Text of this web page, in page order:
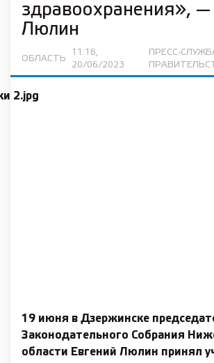
здравоохранения», —
Люлин
ОБЛАСТЬ
11:16,
20/06/2023
ПРЕСС-
19 июня в Дзержинске
Законодательного Собрания
области Евгений Люлин принял